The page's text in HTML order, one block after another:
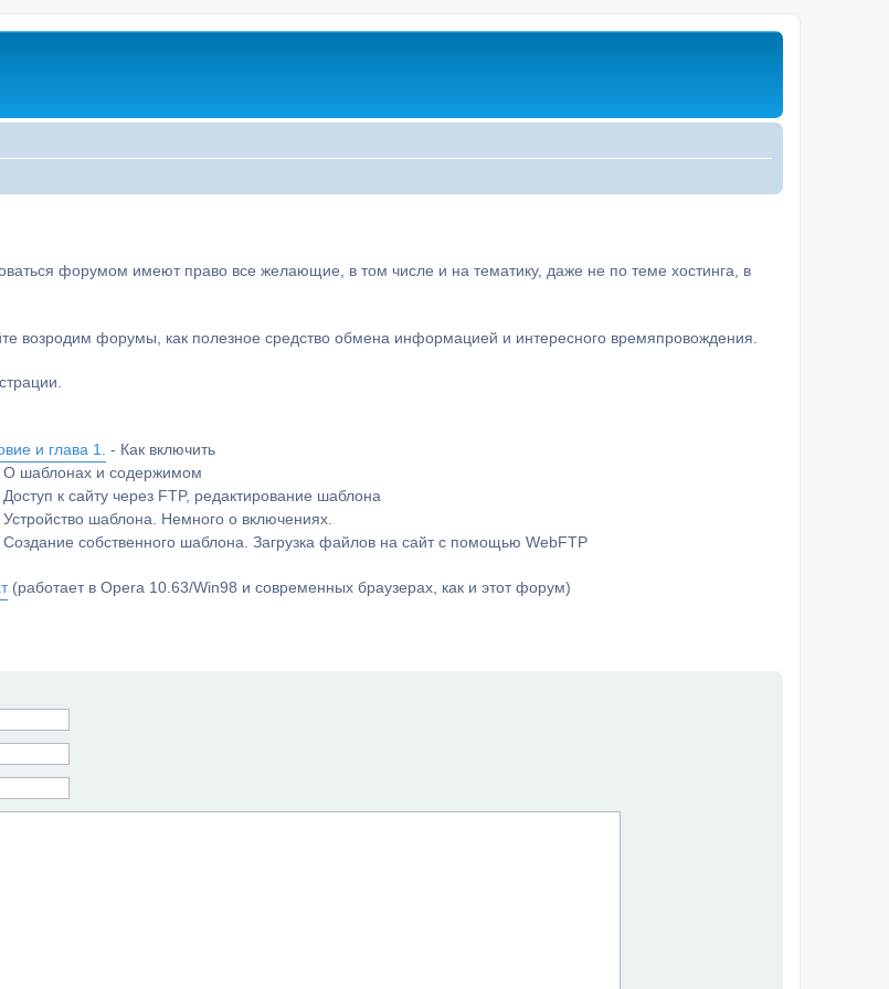
форумом имеют право все желающие, в том числе и на тематику, даже не по теме хостинга, в
возродим форумы, как полезное средство обмена информацией и интересного времяпровождения.
и глава 1.
- Как включить
О шаблонах и содержимом
Доступ к сайту через FTP, редактирование шаблона
Устройство шаблона. Немного о включениях.
Создание собственного шаблона. Загрузка файлов на сайт с помощью WebFTP
(работает в Opera 10.63/Win98 и современных браузерах, как и этот форум)